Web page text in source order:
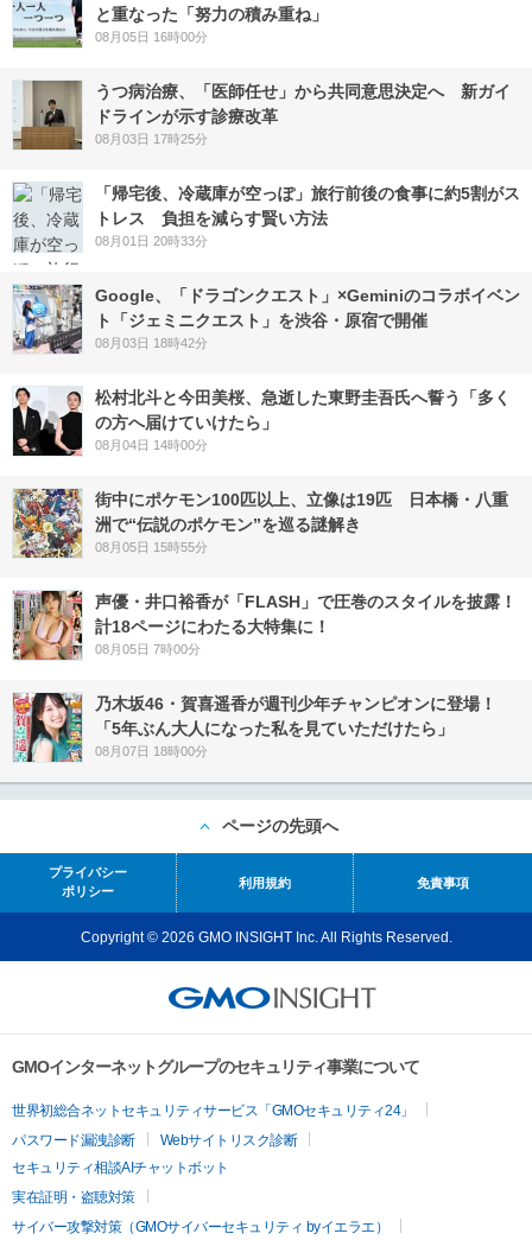
と重なった「努力の積み重ね」
08月05日 16時00分
うつ病治療、「医師任せ」から共同意思決定へ 新ガイ
ドラインが示す診療改革
08月03日 17時25分
「帰宅後、冷蔵庫が空っぽ」旅行前後の食事に約5割がス
トレス 負担を減らす賢い方法
08月01日 20時33分
Google、「ドラゴンクエスト」×Geminiのコラボイベン
ト「ジェミニクエスト」を渋谷・原宿で開催
08月03日 18時42分
松村北斗と今田美桜、急逝した東野圭吾氏へ誓う「多く
の方へ届けていけたら」
08月04日 14時00分
街中にポケモン100匹以上、立像は19匹 日本橋・八重
洲で“伝説のポケモン”を巡る謎解き
08月05日 15時55分
声優・井口裕香が「FLASH」で圧巻のスタイルを披露！
計18ページにわたる大特集に！
08月05日 7時00分
乃木坂46・賀喜遥香が週刊少年チャンピオンに登場！
「5年ぶん大人になった私を見ていただけたら」
08月07日 18時00分
ページの先頭へ
プライバシー
ポリシー
利用規約 免責事項
Copyright © 2026 GMO INSIGHT Inc. All Rights Reserved.
GMOインターネットグループのセキュリティ事業について
世界初総合ネットセキュリティサービス「GMOセキュリティ24」
パスワード漏洩診断
Webサイトリスク診断
セキュリティ相談AIチャットボット
実在証明・盗聴対策
サイバー攻撃対策（GMOサイバーセキュリティ byイエラエ）